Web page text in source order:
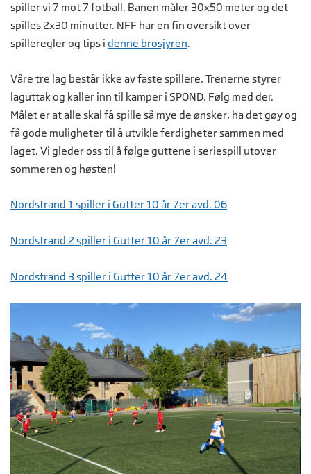
spiller vi 7 mot 7 fotball. Banen måler 30x50 meter og det
spilles 2x30 minutter. NFF har en fin oversikt over
spilleregler og tips i denne brosjyren.
Våre tre lag består ikke av faste spillere. Trenerne styrer
laguttak og kaller inn til kamper i SPOND. Følg med der.
Målet er at alle skal få spille så mye de ønsker, ha det gøy og
få gode muligheter til å utvikle ferdigheter sammen med
laget. Vi gleder oss til å følge guttene i seriespill utover
sommeren og høsten!
Nordstrand 1 spiller i Gutter 10 år 7er avd. 06
Nordstrand 2 spiller i Gutter 10 år 7er avd. 23
Nordstrand 3 spiller i Gutter 10 år 7er avd. 24